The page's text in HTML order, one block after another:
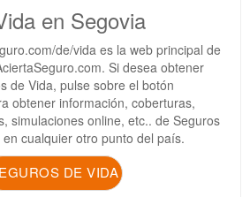
en Segovia
de/vida es la web principal de
Si desea obtener
de Vida, pulse sobre el botón
obtener información, coberturas,
simulaciones online, etc.. de Seguros
cualquier otro punto del país.
DE VIDA